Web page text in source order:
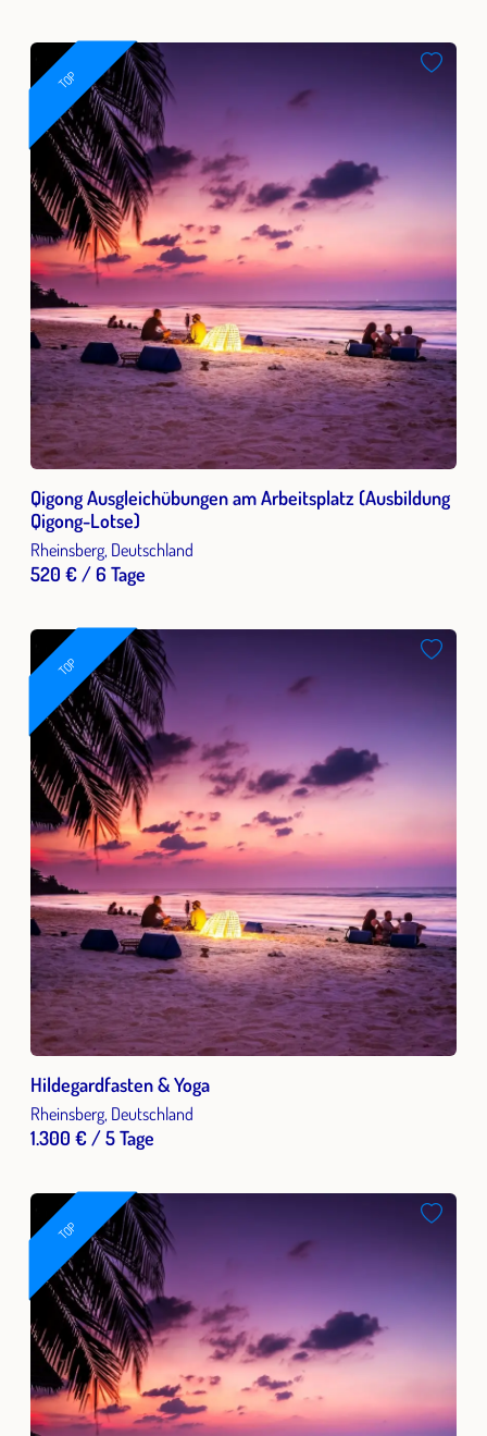
TOP
Qigong Ausgleichübungen am Arbeitsplatz (Ausbildung
Qigong-Lotse)
Rheinsberg, Deutschland
520 € / 6 Tage
TOP
Hildegardfasten & Yoga
Rheinsberg, Deutschland
1.300 € / 5 Tage
TOP